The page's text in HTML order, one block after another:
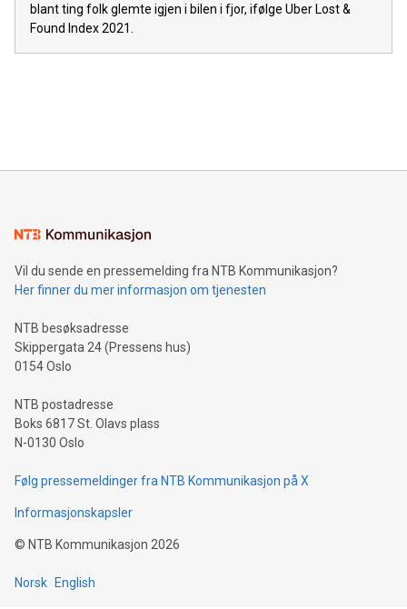
blant ting folk glemte igjen i bilen i fjor, ifølge Uber Lost &
Found Index 2021.
Vil du sende en pressemelding fra NTB Kommunikasjon?
Her finner du mer informasjon om tjenesten
NTB besøksadresse
Skippergata 24 (Pressens hus)
0154 Oslo
NTB postadresse
Boks 6817 St. Olavs plass
N-0130 Oslo
Følg pressemeldinger fra NTB Kommunikasjon på X
Informasjonskapsler
© NTB Kommunikasjon 2026
Norsk English